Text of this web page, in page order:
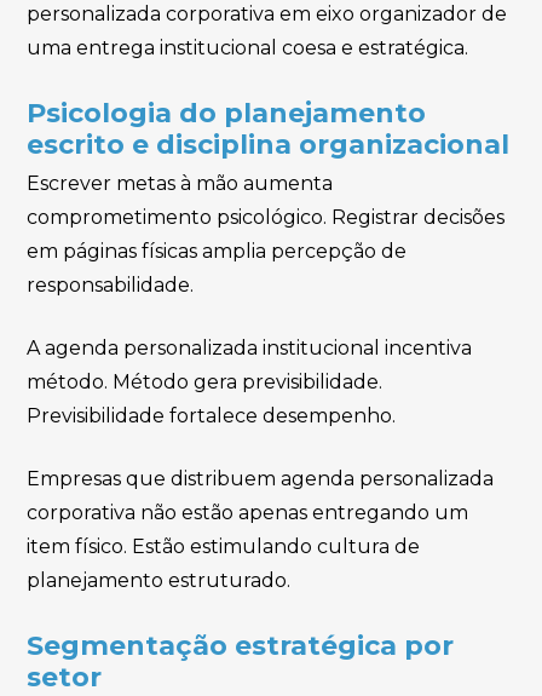
personalizada corporativa em eixo organizador de
uma entrega institucional coesa e estratégica.
Psicologia do planejamento
escrito e disciplina organizacional
Escrever metas à mão aumenta
comprometimento psicológico. Registrar decisões
em páginas físicas amplia percepção de
responsabilidade.
A agenda personalizada institucional incentiva
método. Método gera previsibilidade.
Previsibilidade fortalece desempenho.
Empresas que distribuem agenda personalizada
corporativa não estão apenas entregando um
item físico. Estão estimulando cultura de
planejamento estruturado.
Segmentação estratégica por
setor